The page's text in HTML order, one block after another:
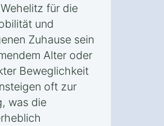
für die
und
Zuhause sein
Alter oder
Beweglichkeit
oft zur
was die